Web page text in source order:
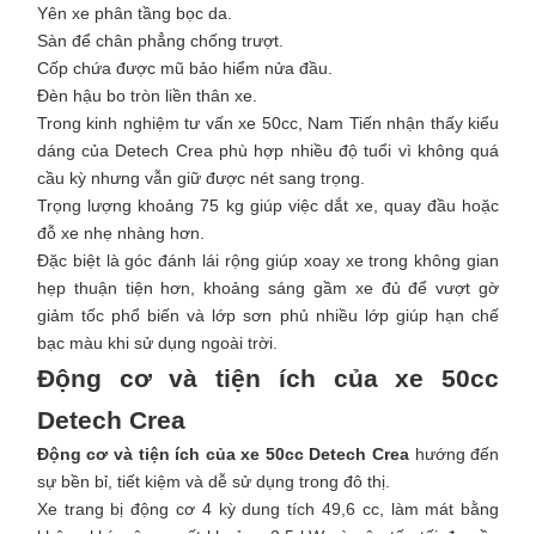
Yên xe phân tầng bọc da.
Sàn để chân phẳng chống trượt.
Cốp chứa được mũ bảo hiểm nửa đầu.
Đèn hậu bo tròn liền thân xe.
Trong kinh nghiệm tư vấn xe 50cc, Nam Tiến nhận thấy kiểu
dáng của Detech Crea phù hợp nhiều độ tuổi vì không quá
cầu kỳ nhưng vẫn giữ được nét sang trọng.
Trọng lượng khoảng 75 kg giúp việc dắt xe, quay đầu hoặc
đỗ xe nhẹ nhàng hơn.
Đặc biệt là góc đánh lái rộng giúp xoay xe trong không gian
hẹp thuận tiện hơn, khoảng sáng gầm xe đủ để vượt gờ
giảm tốc phổ biến và lớp sơn phủ nhiều lớp giúp hạn chế
bạc màu khi sử dụng ngoài trời.
Động cơ và tiện ích của xe 50cc
Detech Crea
Động cơ và tiện ích của xe 50cc Detech Crea hướng đến
sự bền bỉ, tiết kiệm và dễ sử dụng trong đô thị.
Xe trang bị động cơ 4 kỳ dung tích 49,6 cc, làm mát bằng